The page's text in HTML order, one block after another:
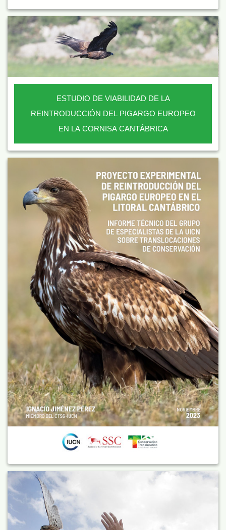
ESTUDIO DE VIABILIDAD DE LA
REINTRODUCCIÓN DEL PIGARGO EUROPEO
EN LA CORNISA CANTÁBRICA